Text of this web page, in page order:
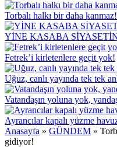
Torbalı halkı bir daha kanmaz!
YİNE KASABA
Fetrek’i kirletenlere geçit yok!
Uğuz, canlı yayında tek tek
Vatandaşın yoluna yok,
Ayrancılar kapalı yüzme
Anasayfa » GÜNDEM »
gidiyor!